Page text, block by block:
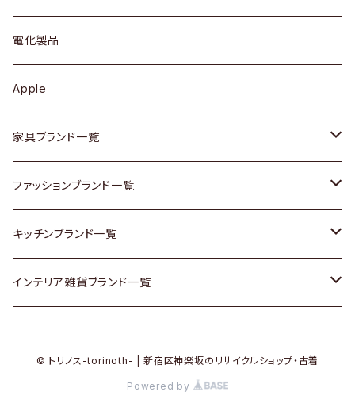
キュリオケース / 飾り棚
カップボード / 食器棚
チェスト
その他家具
Vintageヴィンテージ / Antiqueアンティーク
Designers / デザイナーズ
ワンピース
ボトムス
靴
スカーフ
腕時計
Vintage / ヴィンテージ
ケトル / ティーポット
鍋 / フライパン
Vintage / ヴィンテージ
銀製品
和物 / 作家物
その他キッチン雑貨
ギター
ベース
その他楽器
電化製品
Apple
家具ブランド一覧
ACME Furniture / アクメ ファニチャー
ACTUS / アクタス
arflex / アルフレックス
ファッションブランド一覧
agnes b / アニエス ベー
BALLY / バリー
キッチンブランド一覧
ARABIA / アラビア
インテリア雑貨ブランド一覧
© トリノス-torinoth- | 新宿区神楽坂のリサイクルショップ・古着
Powered by